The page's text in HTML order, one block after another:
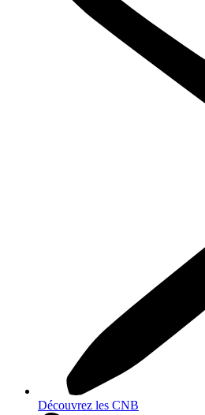
Découvrez les CNB